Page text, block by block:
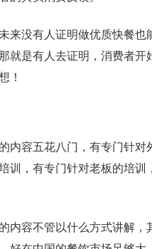
来没有人证明做优质快餐
就是有人去证明，消费者开
！
内容五花八门，有专门针
训，有专门针对老板的培训
内容不管以什么方式讲解，